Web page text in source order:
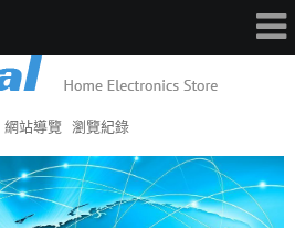
網站導覽 瀏覽紀錄